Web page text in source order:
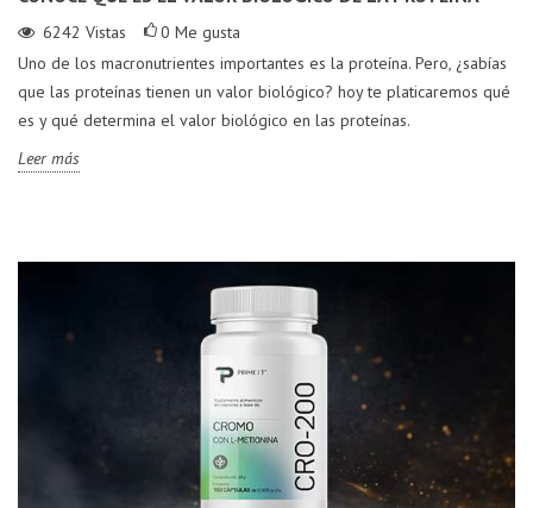
6242 Vistas 0 Me gusta
Uno de los macronutrientes importantes es la proteína. Pero, ¿sabías
que las proteínas tienen un valor biológico? hoy te platicaremos qué
es y qué determina el valor biológico en las proteínas.
Leer más